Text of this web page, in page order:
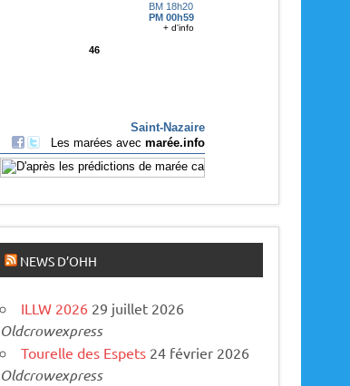
NEWS D’OHH
ILLW 2026 29 juillet 2026
Oldcrowexpress
Tourelle des Espets 24 février 2026
Oldcrowexpress